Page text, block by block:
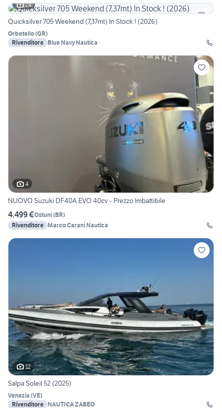
24
Quicksilver 705 Weekend (7,37mt) In Stock ! (2026)
Orbetello(GR)
Rivenditore Blue Navy Nautica
4
NUOVO Suzuki DF40A EVO 40cv - Prezzo Imbattibile
4.499 €Ostuni(BR)
Rivenditore Marco Carani Nautica
12
Salpa Soleil 52 (2025)
Venezia (VE)
Rivenditore NAUTICA ZABEO